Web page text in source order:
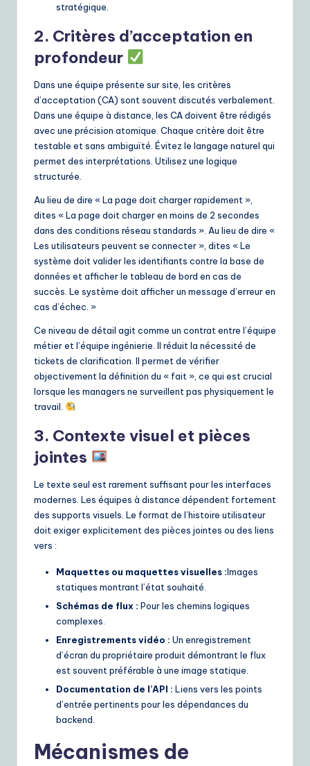
stratégique.
2. Critères d’acceptation en
profondeur
Dans une équipe présente sur site, les critères
d’acceptation (CA) sont souvent discutés verbalement.
Dans une équipe à distance, les CA doivent être rédigés
avec une précision atomique. Chaque critère doit être
testable et sans ambiguïté. Évitez le langage naturel qui
permet des interprétations. Utilisez une logique
structurée.
Au lieu de dire « La page doit charger rapidement »,
dites « La page doit charger en moins de 2 secondes
dans des conditions réseau standards ». Au lieu de dire «
Les utilisateurs peuvent se connecter », dites « Le
système doit valider les identifiants contre la base de
données et afficher le tableau de bord en cas de
succès. Le système doit afficher un message d’erreur en
cas d’échec. »
Ce niveau de détail agit comme un contrat entre l’équipe
métier et l’équipe ingénierie. Il réduit la nécessité de
tickets de clarification. Il permet de vérifier
objectivement la définition du « fait », ce qui est crucial
lorsque les managers ne surveillent pas physiquement le
travail.
3. Contexte visuel et pièces
jointes
Le texte seul est rarement suffisant pour les interfaces
modernes. Les équipes à distance dépendent fortement
des supports visuels. Le format de l’histoire utilisateur
doit exiger explicitement des pièces jointes ou des liens
vers :
Maquettes ou maquettes visuelles :Images
statiques montrant l’état souhaité.
Schémas de flux : Pour les chemins logiques
complexes.
Enregistrements vidéo : Un enregistrement
d’écran du propriétaire produit démontrant le flux
est souvent préférable à une image statique.
Documentation de l’API : Liens vers les points
d’entrée pertinents pour les dépendances du
backend.
Mécanismes de